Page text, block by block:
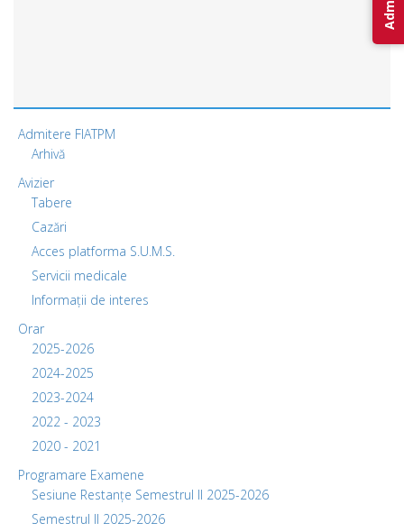
Admitere FIATPM
Arhivă
Avizier
Tabere
Cazări
Acces platforma S.U.M.S.
Servicii medicale
Informații de interes
Orar
2025-2026
2024-2025
2023-2024
2022 - 2023
2020 - 2021
Programare Examene
Sesiune Restanțe Semestrul II 2025-2026
Semestrul II 2025-2026